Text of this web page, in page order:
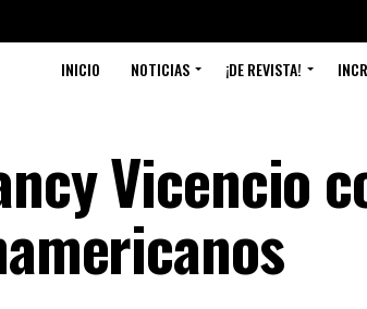
INICIO NOTICIAS ¡DE REVISTA!
Vicencio